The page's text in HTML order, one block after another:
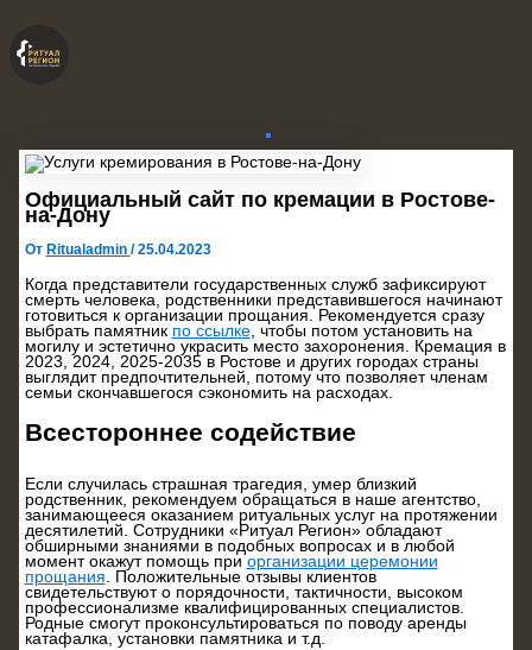
содержимому
Официальный сайт по кремации в Ростове-
на-Дону
От Ritualadmin /25.04.2023
Когда представители государственных служб зафиксируют
смерть человека, родственники представившегося начинают
готовиться к организации прощания. Рекомендуется сразу
выбрать памятник по ссылке, чтобы потом установить на
могилу и эстетично украсить место захоронения. Кремация в
2023, 2024, 2025-2035 в Ростове и других городах страны
выглядит предпочтительней, потому что позволяет членам
семьи скончавшегося сэкономить на расходах.
Всестороннее содействие
Если случилась страшная трагедия, умер близкий
родственник, рекомендуем обращаться в наше агентство,
занимающееся оказанием ритуальных услуг на протяжении
десятилетий. Сотрудники «Ритуал Регион» обладают
обширными знаниями в подобных вопросах и в любой
момент окажут помощь при организации церемонии
прощания. Положительные отзывы клиентов
свидетельствуют о порядочности, тактичности, высоком
профессионализме квалифицированных специалистов.
Родные смогут проконсультироваться по поводу аренды
катафалка, установки памятника и т.д.